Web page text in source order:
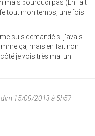
mais pourquoi pas (En fait
tout mon temps, une fois
suis demandé si j'avais
ça, mais en fait non
je vois très mal un
dim 15/09/2013 à 5h57